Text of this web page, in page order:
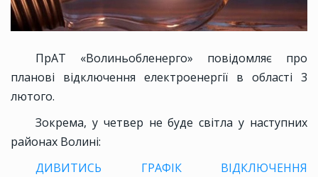
ПрАТ «Волиньобленерго» повідомляє про
планові відключення електроенергії в області 3
лютого.
Зокрема, у четвер не буде світла у наступних
районах Волині:
ДИВИТИСЬ ГРАФІК ВІДКЛЮЧЕННЯ